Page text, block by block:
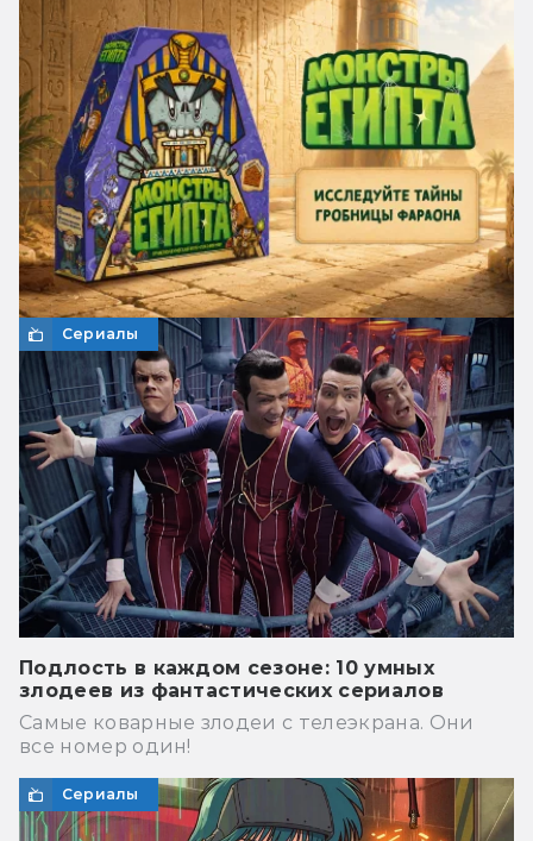
Сериалы
Подлость в каждом сезоне: 10 умных
злодеев из фантастических сериалов
Самые коварные злодеи с телеэкрана. Они
все номер один!
Сериалы